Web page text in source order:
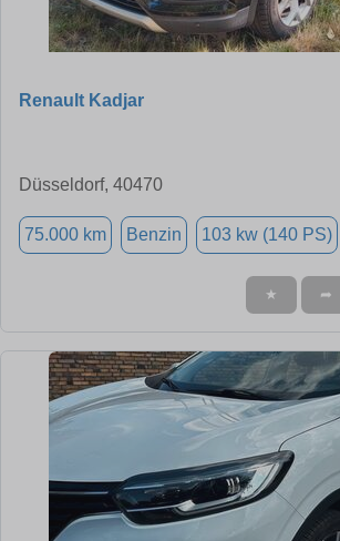
Renault Kadjar
Düsseldorf, 40470
75.000 km Benzin 103 kw (140 PS)
★ ➦